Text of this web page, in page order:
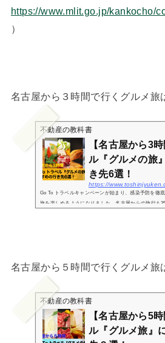
https://www.mlit.go.jp/kankocho/
）
名古屋から３時間で行くグルメ旅
不動産の教科書
【名古屋から3
ル『グルメの旅
き先6選！
Go To トラベルキャンペーンが始まり、感染予防を徹
旅を楽しめるようになりました。名古屋からの旅行も
名古屋から５時間で行くグルメ旅
不動産の教科書
【名古屋から5
ル『グルメ旅』